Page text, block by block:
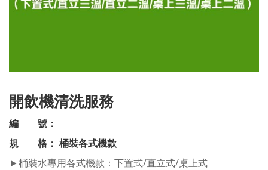
開飲機清洗服務
編 號：
規 格： 桶裝各式機款
►桶裝水專用各式機款：下置式/直立式/桌上式